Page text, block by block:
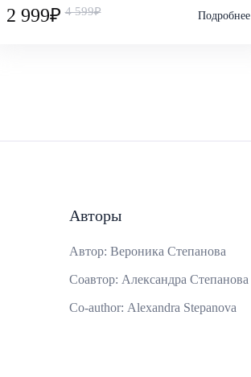
2 999₽ 4 599₽ Подробнее
Авторы
Автор: Вероника Степанова
Соавтор: Александра Степанова
Co-author: Alexandra Stepanova